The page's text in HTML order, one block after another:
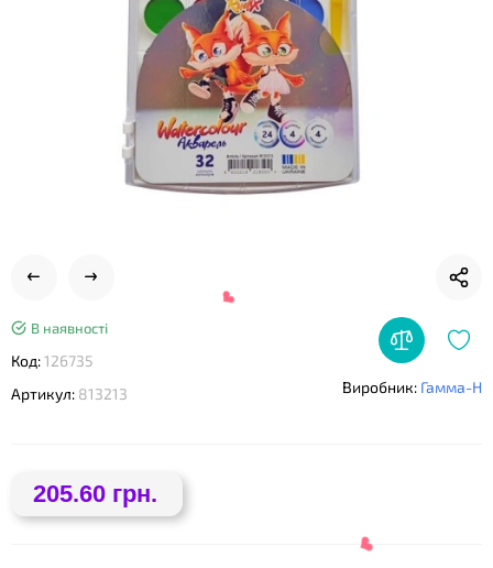
В наявності
Код:126735
Артикул: 813213 Виробник: Гамма-Н
205.60 грн.
❤